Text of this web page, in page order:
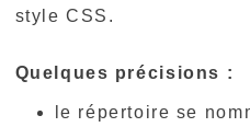
style CSS.
Quelques précisions :
le répertoire se